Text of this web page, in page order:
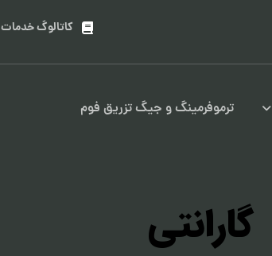
کاتالوگ خدمات
ترموفرمینگ و جیگ تزریق فوم
گارانتی